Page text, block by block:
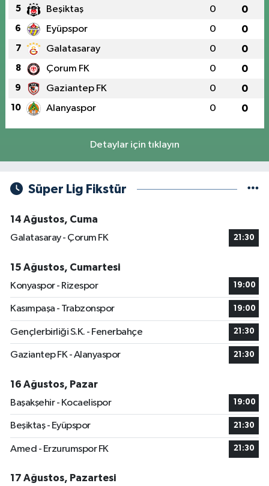
5 Beşiktaş 0 0
6 Eyüpspor 0 0
7 Galatasaray 0 0
8 Çorum FK 0 0
9 Gaziantep FK 0 0
10 Alanyaspor 0 0
Detaylar için tıklayın
Süper Lig Fikstür
14 Ağustos, Cuma
Galatasaray - Çorum FK
21:30
15 Ağustos, Cumartesi
Konyaspor - Rizespor
19:00
Kasımpaşa - Trabzonspor 19:00
Gençlerbirliği S.K. - Fenerbahçe 21:30
Gaziantep FK - Alanyaspor 21:30
16 Ağustos, Pazar
Başakşehir - Kocaelispor
19:00
Beşiktaş - Eyüpspor 21:30
Amed - Erzurumspor FK 21:30
17 Ağustos, Pazartesi